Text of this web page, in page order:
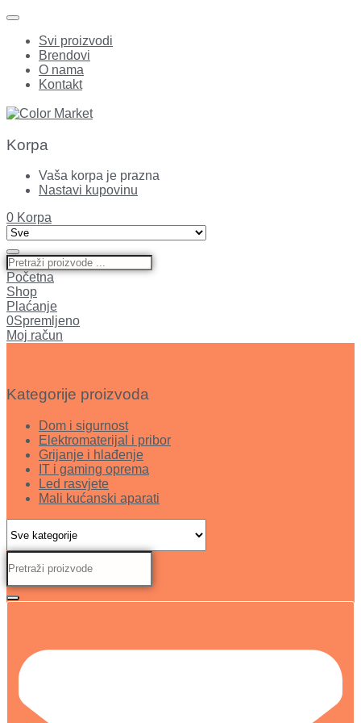
Svi proizvodi
Brendovi
O nama
Kontakt
Korpa
Vaša korpa je prazna
Nastavi kupovinu
0 Korpa
Početna
Shop
Plaćanje
0Spremljeno
Moj račun
Kategorije proizvoda
Dom i sigurnost
Elektromaterijal i pribor
Grijanje i hlađenje
IT i gaming oprema
Led rasvjete
Mali kućanski aparati